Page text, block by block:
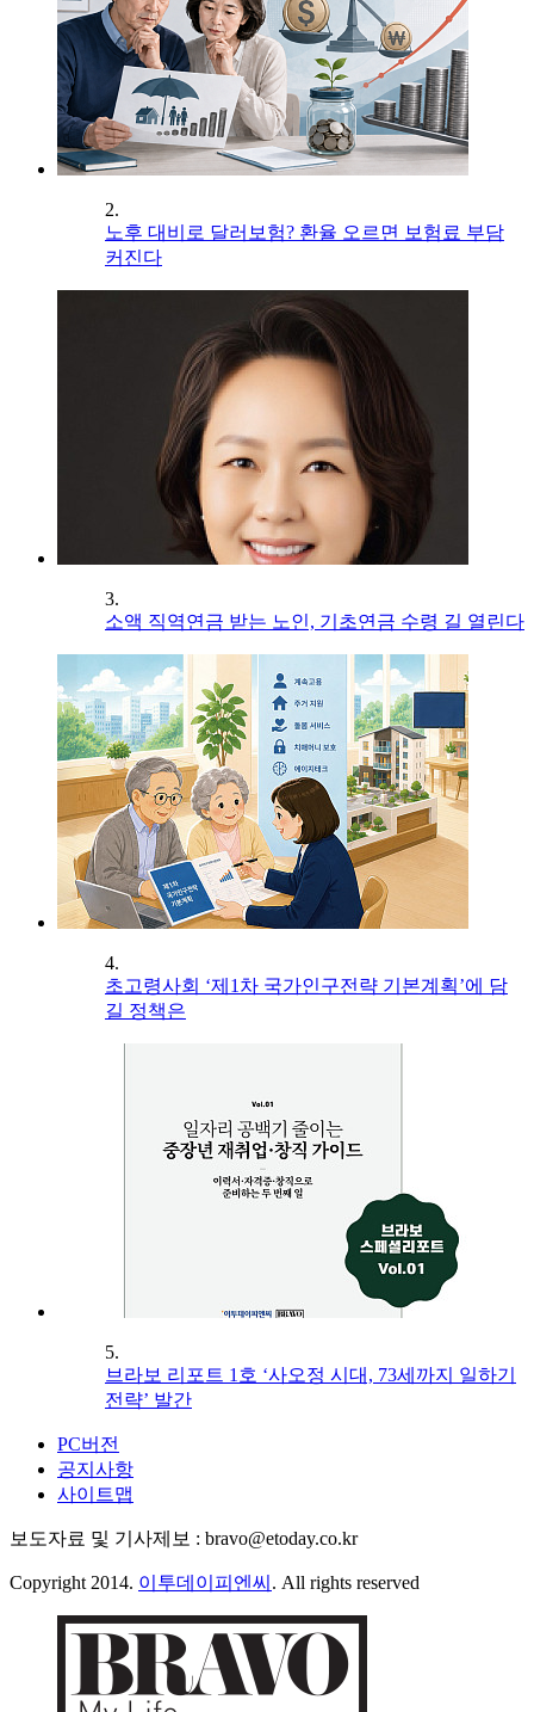
2.
노후 대비로 달러보험? 환율 오르면 보험료 부담
커진다
3.
소액 직역연금 받는 노인, 기초연금 수령 길 열린다
4.
초고령사회 ‘제1차 국가인구전략 기본계획’에 담
길 정책은
5.
브라보 리포트 1호 ‘사오정 시대, 73세까지 일하기
전략’ 발간
PC버전
공지사항
사이트맵
보도자료 및 기사제보 : bravo@etoday.co.kr
Copyright 2014. 이투데이피엔씨 . All rights reserved